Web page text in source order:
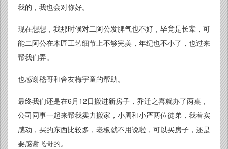
我的，我也会对你好。
现在想想，我那时候对二阿公发脾气也不好，毕竟是长辈，可
能二阿公在木匠工艺细节上不够完美，年纪也不小了，也过来
帮我们弄。
也感谢嵇哥和舍友梅宇童的帮助。
最终我们还是在6月12日搬进新房子，乔迁之喜就办了两桌，
公司同事一起来帮我卖力搬家，小周和小严两位徒弟，我着实
感动，买的东西比较多，老板就不用说啦，可以买房子，还是
要感谢飞哥的。